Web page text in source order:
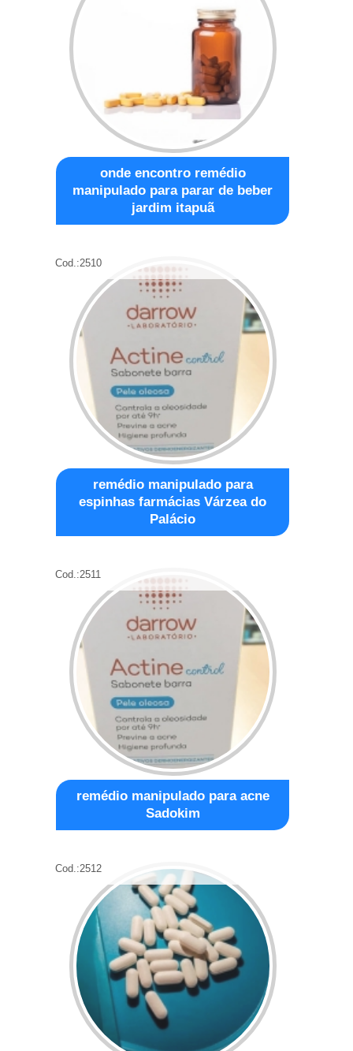
onde encontro remédio
manipulado para parar de beber
jardim itapuã
Cod.:2510
remédio manipulado para
espinhas farmácias Várzea do
Palácio
Cod.:2511
remédio manipulado para acne
Sadokim
Cod.:2512